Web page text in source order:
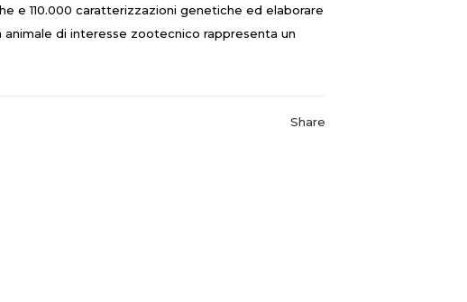
e 110.000 caratterizzazioni genetiche ed elaborare
animale di interesse zootecnico rappresenta un
Share